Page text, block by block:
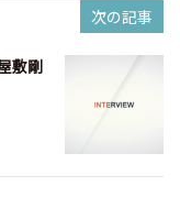
次の記事
敷剛